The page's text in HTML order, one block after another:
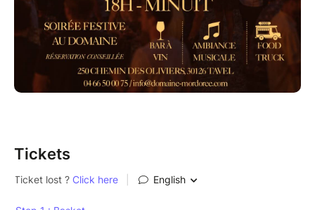
Parking à proximité
Tickets